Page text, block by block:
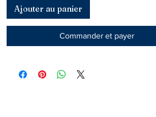
Ajouter au panier
Commander et payer